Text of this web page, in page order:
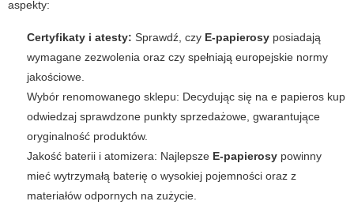
aspekty:
Certyfikaty i atesty: Sprawdź, czy E-papierosy posiadają
wymagane zezwolenia oraz czy spełniają europejskie normy
jakościowe.
Wybór renomowanego sklepu: Decydując się na e papieros kup
odwiedzaj sprawdzone punkty sprzedażowe, gwarantujące
oryginalność produktów.
Jakość baterii i atomizera: Najlepsze E-papierosy powinny
mieć wytrzymałą baterię o wysokiej pojemności oraz z
materiałów odpornych na zużycie.